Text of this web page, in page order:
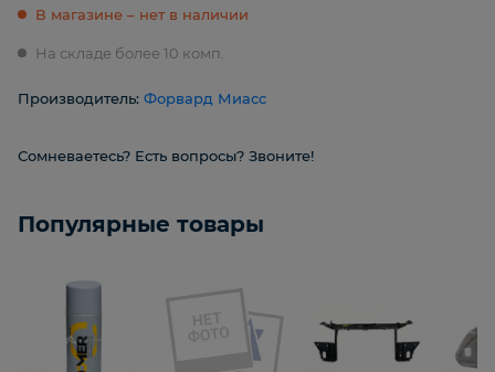
В магазине – нет в наличии
На складе более 10 комп.
Производитель: Форвард Миасс
Сомневаетесь? Есть вопросы? Звоните!
Популярные товары